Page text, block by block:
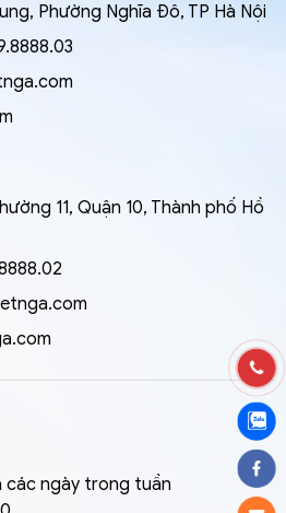
Phường Nghĩa Đô, TP Hà Nội
11, Quận 10, Thành phố Hồ
các ngày trong tuần